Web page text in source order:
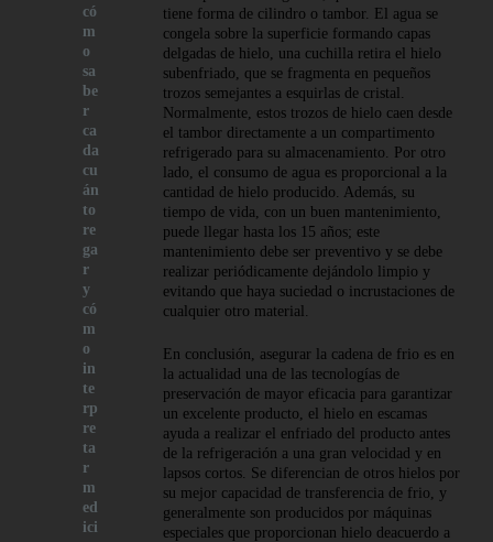
có
m
o
sa
be
r
ca
da
cu
án
to
re
ga
r
y
có
m
o
in
te
rp
re
ta
r
m
ed
ici
tiene forma de cilindro o tambor. El agua se
congela sobre la superficie formando capas
delgadas de hielo, una cuchilla retira el hielo
subenfriado, que se fragmenta en pequeños
trozos semejantes a esquirlas de cristal.
Normalmente, estos trozos de hielo caen desde
el tambor directamente a un compartimento
refrigerado para su almacenamiento. Por otro
lado, el consumo de agua es proporcional a la
cantidad de hielo producido. Además, su
tiempo de vida, con un buen mantenimiento,
puede llegar hasta los 15 años; este
mantenimiento debe ser preventivo y se debe
realizar periódicamente dejándolo limpio y
evitando que haya suciedad o incrustaciones de
cualquier otro material.
En conclusión, asegurar la cadena de frio es en
la actualidad una de las tecnologías de
preservación de mayor eficacia para garantizar
un excelente producto, el hielo en escamas
ayuda a realizar el enfriado del producto antes
de la refrigeración a una gran velocidad y en
lapsos cortos. Se diferencian de otros hielos por
su mejor capacidad de transferencia de frio, y
generalmente son producidos por máquinas
especiales que proporcionan hielo deacuerdo a